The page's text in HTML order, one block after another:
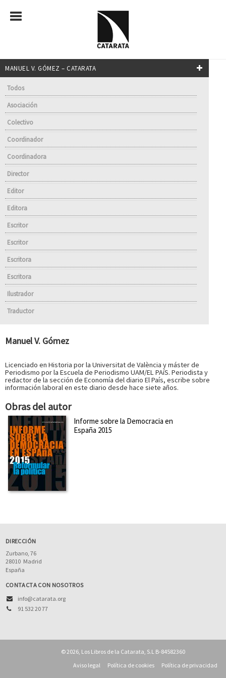
MANUEL V. GÓMEZ – CATARATA
Todos
Asociación
Colectivo
Coordinador
Coordinadora
Director
Editor
Editora
Escritor
Escritor
Escritora
Escritora
Ilustrador
Traductor
Manuel V. Gómez
Licenciado en Historia por la Universitat de València y máster de
Periodismo por la Escuela de Periodismo UAM/EL PAíS. Periodista y
redactor de la sección de Economía del diario El País, escribe sobre
información laboral en este diario desde hace siete años.
Obras del autor
Informe sobre la Democracia en
España 2015
DIRECCIÓN
Zurbano, 76
28010 Madrid
España
CONTACTA CON NOSOTROS
info@catarata.org
91 532 20 77
© 2026, Los Libros de la Catarata, S.L B-84582360
Aviso legal
Política de cookies Política de privacidad